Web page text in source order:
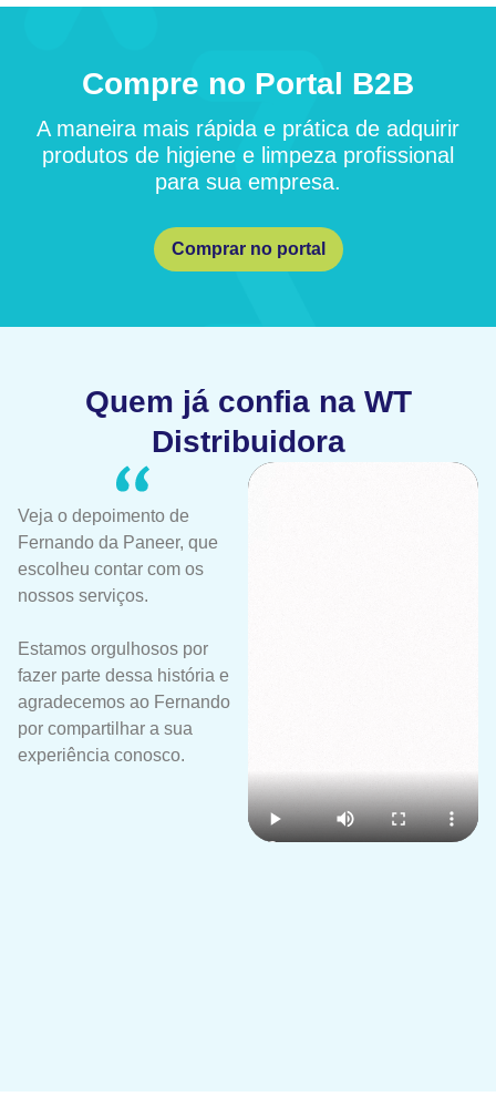
Compre no Portal B2B
A maneira mais rápida e prática de adquirir
produtos de higiene e limpeza profissional
para sua empresa.
Comprar no portal
Quem já confia na WT
Distribuidora
Veja o depoimento de
Fernando da Paneer, que
escolheu contar com os
nossos serviços.
Estamos orgulhosos por
fazer parte dessa história e
agradecemos ao Fernando
por compartilhar a sua
experiência conosco.